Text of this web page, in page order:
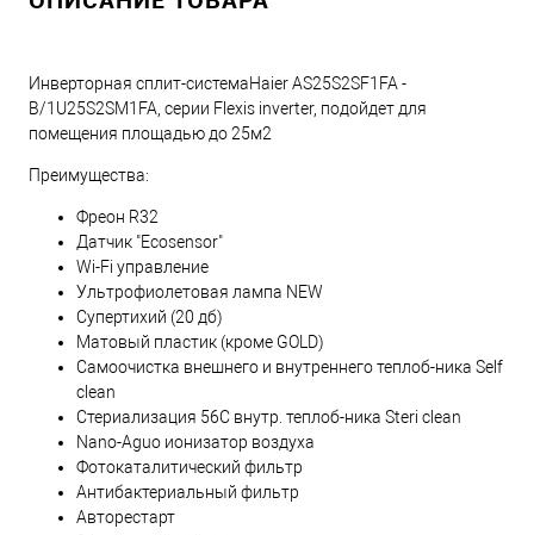
Инверторная сплит-системаHaier AS25S2SF1FA -
B/1U25S2SM1FA, серии Flexis inverter, подойдет для
помещения площадью до 25м2
Преимущества:
Фреон R32
Датчик "Ecosensor"
Wi-Fi управление
Ультрофиолетовая лампа NEW
Супертихий (20 дб)
Матовый пластик (кроме GOLD)
Самоочистка внешнего и внутреннего теплоб-ника Self
clean
Стериализация 56С внутр. теплоб-ника Steri clean
Nano-Aguo ионизатор воздуха
Фотокаталитический фильтр
Антибактериальный фильтр
Авторестарт